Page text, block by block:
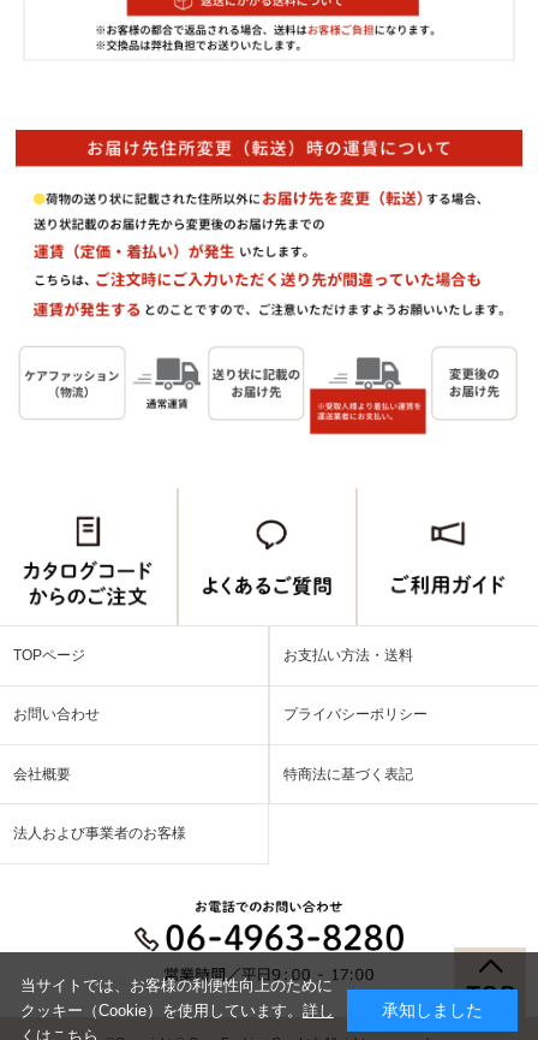
TOPページ お支払い方法・送料
お問い合わせ プライバシーポリシー
会社概要 特商法に基づく表記
法人および事業者のお客様
当サイトでは、お客様の利便性向上のために
クッキー（Cookie）を使用しています。 詳し
くはこちら
承知しました